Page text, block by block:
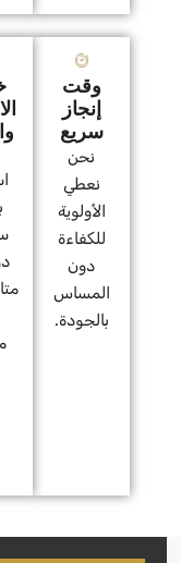
وقت
إنجاز
سريع
نحن
نعطي
الأولوية
للكفاءة
دون
المساس
بالجودة.